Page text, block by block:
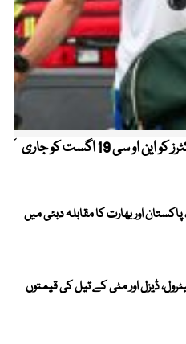
کیریبین پریمیئر لیگ ، قومی کرکٹرز کو این او سی 19 اگست کو جاری
ویمنز ایشیا کپ 2026، پاکستان اور بھارت کا مقابلہ دبئی میں
ڈیزل اور مٹی کے تیل کی قیمتوں